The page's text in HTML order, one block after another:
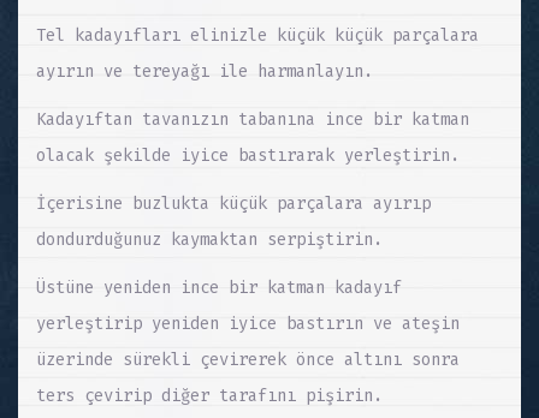
Tel kadayıfları elinizle küçük küçük parçalara
ayırın ve tereyağı ile harmanlayın.
Kadayıftan tavanızın tabanına ince bir katman
olacak şekilde iyice bastırarak yerleştirin.
İçerisine buzlukta küçük parçalara ayırıp
dondurduğunuz kaymaktan serpiştirin.
Üstüne yeniden ince bir katman kadayıf
yerleştirip yeniden iyice bastırın ve ateşin
üzerinde sürekli çevirerek önce altını sonra
ters çevirip diğer tarafını pişirin.